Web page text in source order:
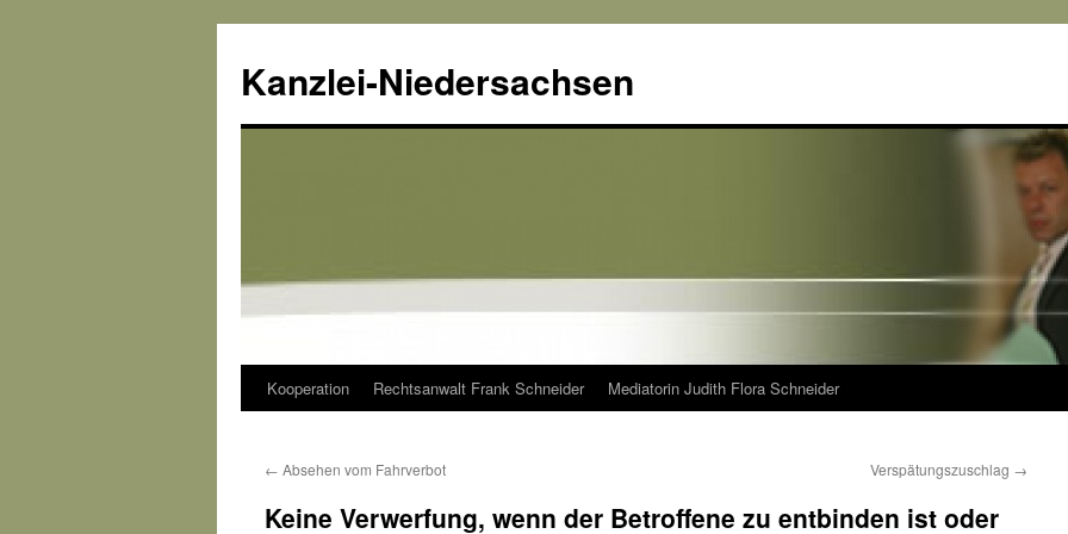
Kanzlei-Niedersachsen
Zum
springen
Kooperation Rechtsanwalt Frank Schneider Mediatorin Judith Flora Schneider
← Absehen vom Fahrverbot Verspätungszuschlag →
Keine Verwerfung, wenn der Betroffene zu entbinden ist oder